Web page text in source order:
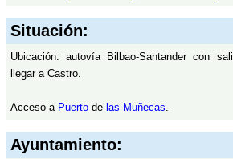
Situación:
Ubicación: autovía Bilbao-Santander con
llegar a Castro.
Acceso a Puerto de las Muñecas.
Ayuntamiento: